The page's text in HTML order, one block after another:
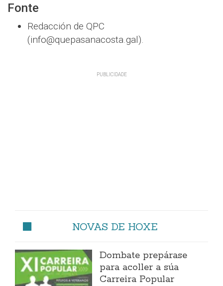
Fonte
Redacción de QPC
(info@quepasanacosta.gal).
NOVAS DE HOXE
Dombate prepárase
para acoller a súa
Carreira Popular